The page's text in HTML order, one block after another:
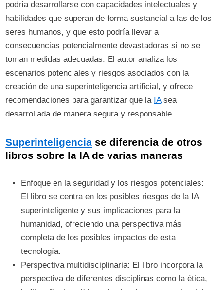
podría desarrollarse con capacidades intelectuales y
habilidades que superan de forma sustancial a las de los
seres humanos, y que esto podría llevar a
consecuencias potencialmente devastadoras si no se
toman medidas adecuadas. El autor analiza los
escenarios potenciales y riesgos asociados con la
creación de una superinteligencia artificial, y ofrece
recomendaciones para garantizar que la IAsea
desarrollada de manera segura y responsable.
Superinteligencia se diferencia de otros
libros sobre la IA de varias maneras
Enfoque en la seguridad y los riesgos potenciales:
El libro se centra en los posibles riesgos de la IA
superinteligente y sus implicaciones para la
humanidad, ofreciendo una perspectiva más
completa de los posibles impactos de esta
tecnología.
Perspectiva multidisciplinaria: El libro incorpora la
perspectiva de diferentes disciplinas como la ética,